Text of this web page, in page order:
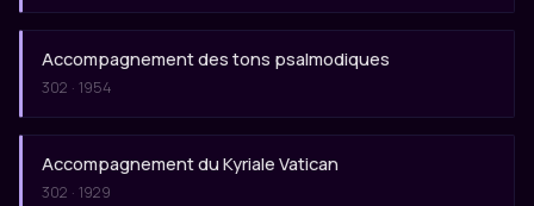
Accompagnement des tons psalmodiques
302 · 1954
Accompagnement du Kyriale Vatican
302 · 1929